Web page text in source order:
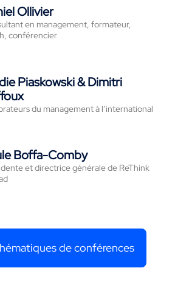
Ollivier
en management, formateur,
conférencier
Piaskowski & Dimitri
du management à l’international
Boffa-Comby
et directrice générale de ReThink
de conférences